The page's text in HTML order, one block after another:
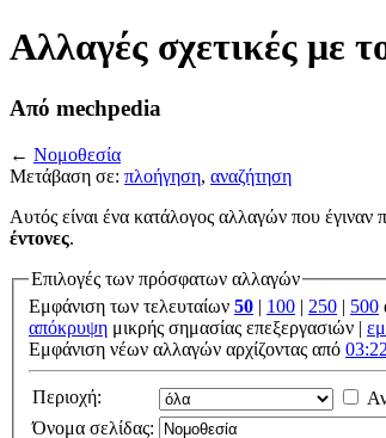
Αλλαγές σχετικές με
Από mechpedia
← Νομοθεσία
Μετάβαση σε: πλοήγηση, αναζήτηση
Αυτός είναι ένα κατάλογος αλλαγών που
έντονες.
Επιλογές των πρόσφατων αλλαγών
Εμφάνιση των τελευταίων 50 | 100 | 250 | 500
απόκρυψη μικρής σημασίας επεξεργασιών |
Εμφάνιση νέων αλλαγών αρχίζοντας από
Περιοχή:
Όνομα σελίδας: